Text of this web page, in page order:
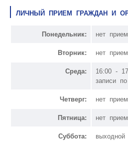
ЛИЧНЫЙ ПРИЕМ ГРАЖДАН И
Понедельник: нет
Вторник: нет
Среда:
16:00 -
записи
Четверг: нет
Пятница: нет
Суббота: выходной